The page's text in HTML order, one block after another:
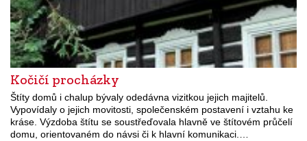
Kočičí procházky
Štíty domů i chalup bývaly odedávna vizitkou jejich majitelů.
Vypovídaly o jejich movitosti, společenském postavení i vztahu ke
kráse. Výzdoba štítu se soustřeďovala hlavně ve štítovém průčelí
domu, orientovaném do návsi či k hlavní komunikaci.…